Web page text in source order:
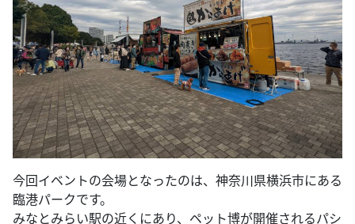
今回イベントの会場となったのは、神奈川県横浜市にある
臨港パークです。
みなとみらい駅の近くにあり、ペット博が開催されるパシ